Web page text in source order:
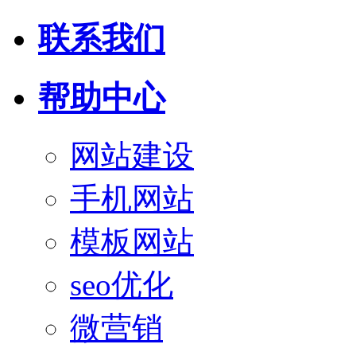
联系我们
帮助中心
网站建设
手机网站
模板网站
seo优化
微营销